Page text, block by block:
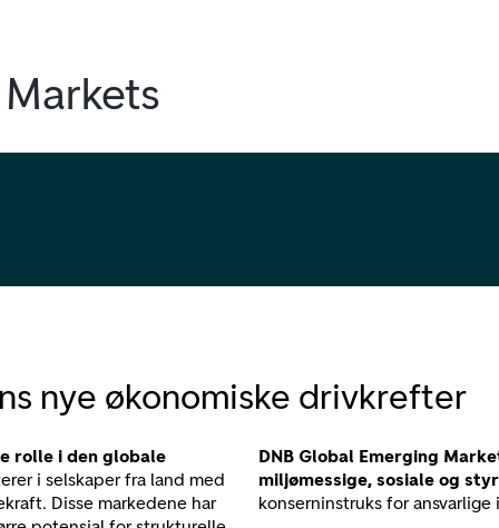
nye økonomiske drivkrefter
rolle i den globale
i selskaper fra land med
Disse markedene har
DNB Global Emerging
miljømessige, sosiale og
konserninstruks for ansvarlige